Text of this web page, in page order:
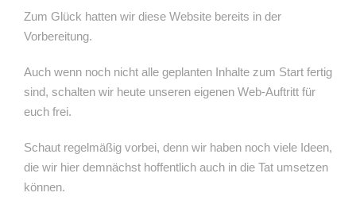
Zum Glück hatten wir diese Website bereits in der
Vorbereitung.
Auch wenn noch nicht alle geplanten Inhalte zum Start fertig
sind, schalten wir heute unseren eigenen Web-Auftritt für
euch frei.
Schaut regelmäßig vorbei, denn wir haben noch viele Ideen,
die wir hier demnächst hoffentlich auch in die Tat umsetzen
können.